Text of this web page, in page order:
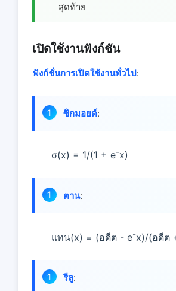
สุดท้าย
เปิดใช้งานฟังก์ชัน
ฟังก์ชั่นการเปิดใช้งานทั่วไป:
ซิกมอยด์:
σ(x) = 1/(1 + e-x)
ตาน:
แทน(x) = (อดีต - e-x)/(อดีต
รีลู: